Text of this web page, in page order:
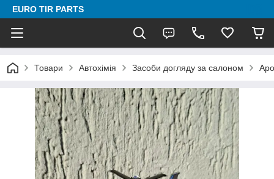
EURO TIR PARTS
Товари Автохімія Засоби догляду за салоном